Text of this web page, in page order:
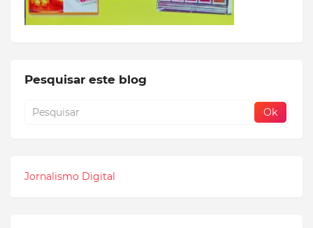
Pesquisar este blog
Jornalismo Digital